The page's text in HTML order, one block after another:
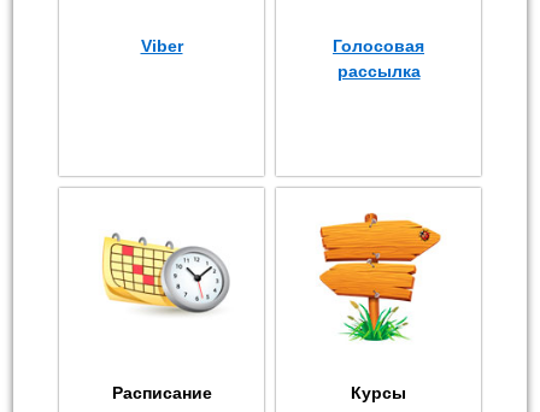
Viber
Голосовая
рассылка
Расписание Курсы